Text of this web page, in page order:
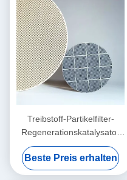
Treibstoff-Partikelfilter-
Regenerationskatalysator
Ppf Dpf auf Auto-Euro 6 VI
Beste Preis erhalten